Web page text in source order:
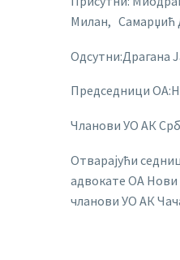
Милан, Самарџић
Одсутни:Драгана
Председници
Чланови УО АК
Отварајући
адвокате ОА Нови
чланови УО АК